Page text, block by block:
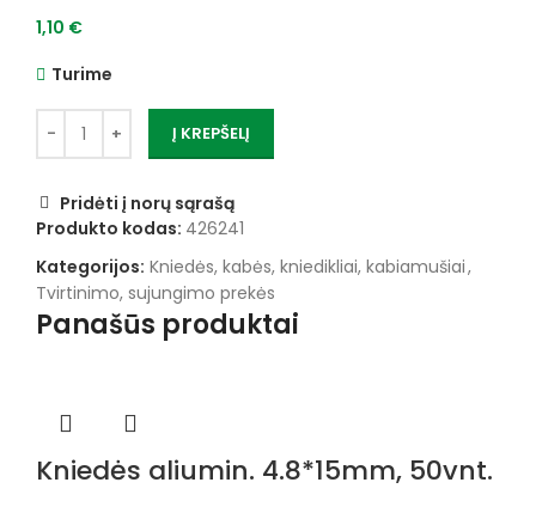
1,10 €
Turime
Į KREPŠELĮ
Pridėti į norų sąrašą
Produkto kodas: 426241
Kategorijos: Kniedės, kabės, kniedikliai, kabiamušiai,
Tvirtinimo, sujungimo prekės
Panašūs produktai
Kniedės aliumin. 4.8*15mm, 50vnt.